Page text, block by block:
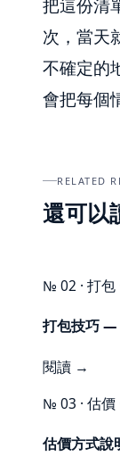
把這份清
次，當天
不確定的
會把每個
RELATED
還可以
№ 02 · 打包
打包技巧 —
閱讀 →
№ 03 · 估價
估價方式